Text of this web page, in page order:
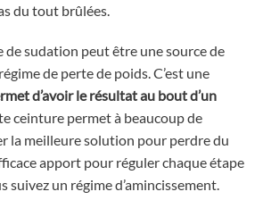
du tout brûlées.
de sudation peut être une source de
de perte de poids. C’est une
d’avoir le résultat au bout d’un
ceinture permet à beaucoup de
la meilleure solution pour perdre du
apport pour réguler chaque étape
suivez un régime d’amincissement.